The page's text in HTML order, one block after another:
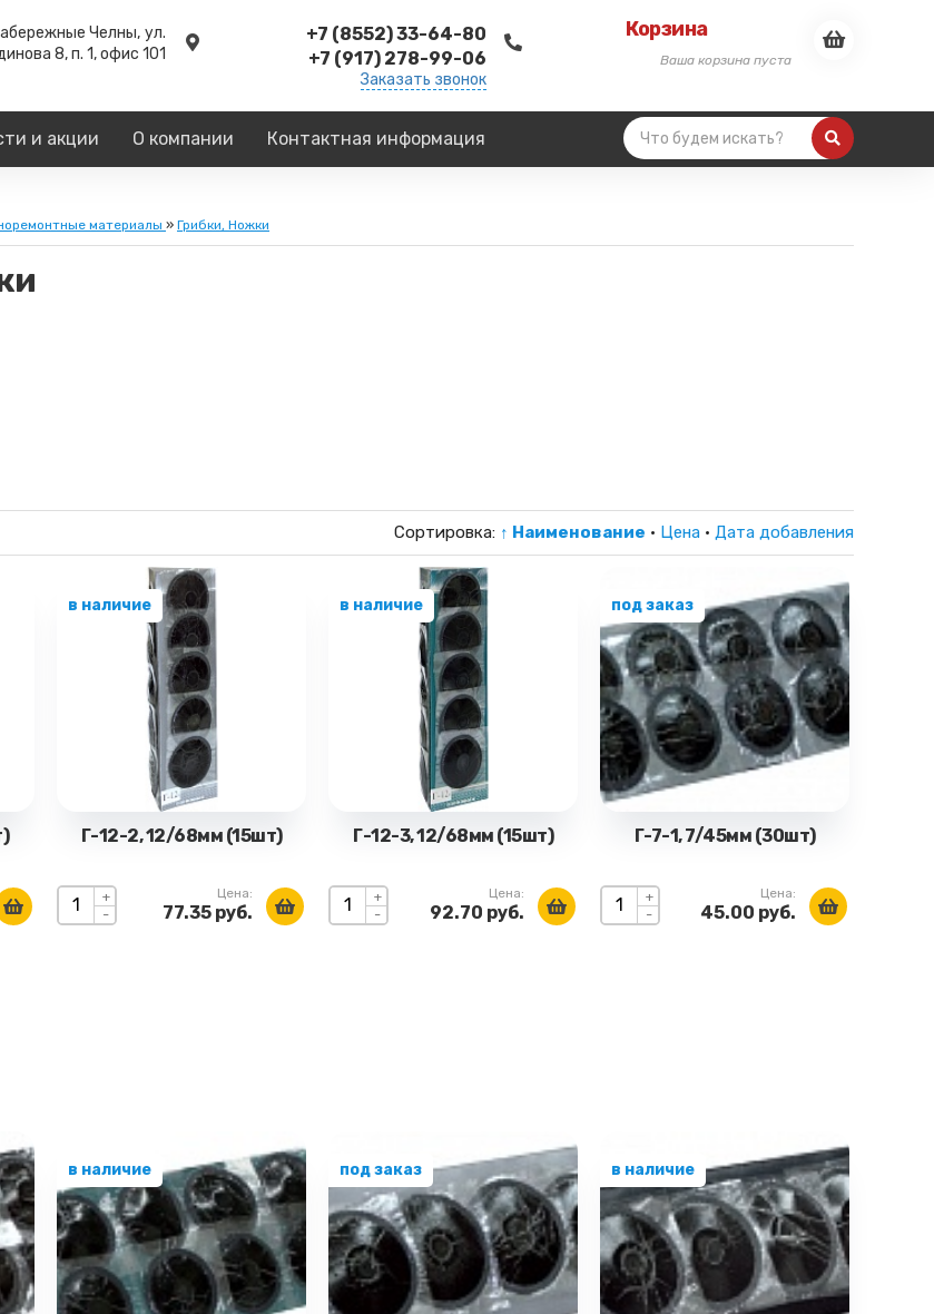
Челны, ул.
8, п. 1, офис 101
+7 (8552) 33-64-80
+7 (917) 278-99-06
Заказать звонок
Корзина
Ваша корзина пуста
и акции О компании Контактная информация
материалы » Грибки, Ножки
Сортировка: ↑ Наименование · Цена · Дата добавления
в наличие
Г-12-2, 12/68мм (15шт)
+
-
Цена:
77.35 руб.
в наличие
Г-12-3, 12/68мм (15шт)
+
-
Цена:
92.70 руб.
под заказ
Г-7-1, 7/45мм (30шт)
+
-
Цена:
45.00 руб.
в наличие под заказ в наличие